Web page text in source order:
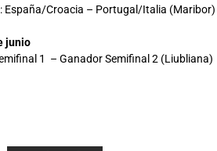
España/Croacia – Portugal/Italia (Maribor)
junio
1 – Ganador Semifinal 2 (Liubliana)